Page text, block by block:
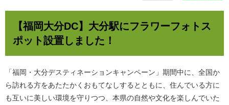
【福岡大分DC】大分駅にフラワーフォトス
ポット設置しました！
「福岡・大分デスティネーションキャンペーン」期間中に、全国か
ら訪れる方をあたたかくおもてなしするとともに、住んでいる方に
も互いに美しい環境を守りつつ、本県の自然や文化を楽しんでいた